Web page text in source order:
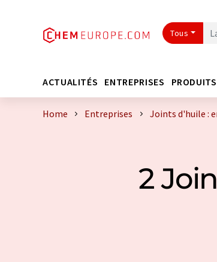
Tous
ACTUALITÉS ENTREPRISES PRODUITS
Home Entreprises Joints d'huile :
2